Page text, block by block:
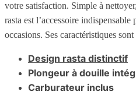
votre satisfaction. Simple à
rasta est l’accessoire indispensable
occasions. Ses caractéristiques sont
Design rasta distinctif
Plongeur à douille
Carburateur inclus